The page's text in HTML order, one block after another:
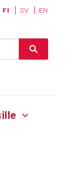
FI SV EN